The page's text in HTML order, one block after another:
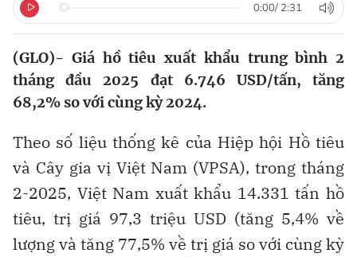
0:00/ 2:31
(GLO)- Giá hồ tiêu xuất khẩu trung bình 2
tháng đầu 2025 đạt 6.746 USD/tấn, tăng
68,2% so với cùng kỳ 2024.
Theo số liệu thống kê của Hiệp hội Hồ tiêu
và Cây gia vị Việt Nam (VPSA), trong tháng
2-2025, Việt Nam xuất khẩu 14.331 tấn hồ
tiêu, trị giá 97,3 triệu USD (tăng 5,4% về
lượng và tăng 77,5% về trị giá so với cùng kỳ